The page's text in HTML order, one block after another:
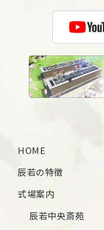
HOME
辰若の特徴
式場案内
辰若中央斎苑